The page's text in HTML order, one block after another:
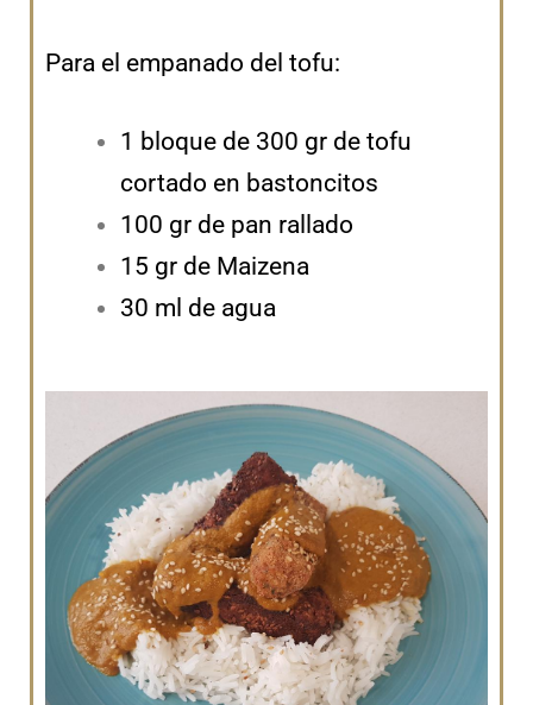
Para el empanado del tofu:
1 bloque de 300 gr de tofu
cortado en bastoncitos
100 gr de pan rallado
15 gr de Maizena
30 ml de agua